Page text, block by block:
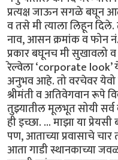
प्रत्यक्ष जाऊन सगळे बघून
व तसे मी त्याला लिहून
नाव, आसन क्रमांक व फोन नं.
प्रकार बघूनच मी सुखावलो
रेल्वेला ‘corporate look’
अनुभव आहे. तो वरचेवर येवो
श्रीमंती व अतिवेगवान रूपे
तुझ्यातील मूलभूत सोयी सर्व
ही इच्छा. ... माझा या
पण, आताच्या प्रवासाचे
आता गाडी स्थानकाच्या